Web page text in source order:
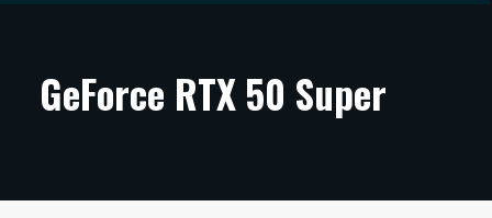
ARTIKKELIT
TECHBBS
GeForce RTX 50 Super